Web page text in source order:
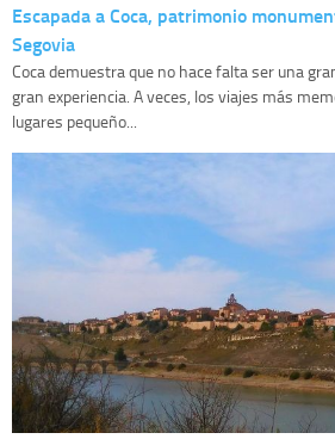
Escapada a Coca, patrimonio
Segovia
Coca demuestra que no hace falta ser una
gran experiencia. A veces, los viajes más
lugares pequeño...